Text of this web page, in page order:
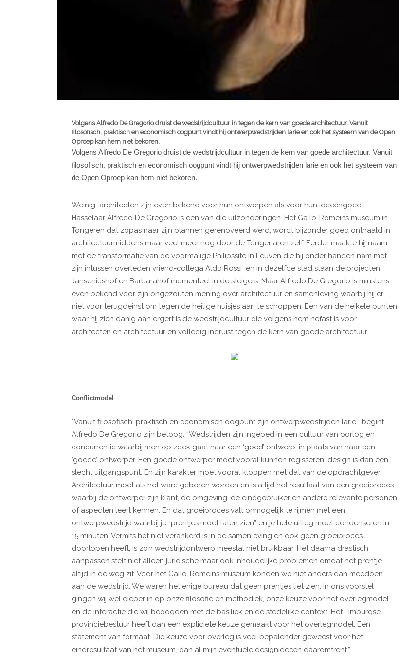
Volgens Alfredo De Gregorio druist de wedstrijdcultuur in tegen de kern van goede architectuur. Vanuit
filosofisch, praktisch en economisch oogpunt vindt hij ontwerpwedstrijden larie en ook het systeem van de Open
Oproep kan hem niet bekoren.
Volgens Alfredo De Gregorio druist de wedstrijdcultuur in tegen de kern van goede architectuur. Vanuit
filosofisch, praktisch en economisch oogpunt vindt hij ontwerpwedstrijden larie en ook het systeem van
de Open Oproep kan hem niet bekoren.
Weinig architecten zijn even bekend voor hun ontwerpen als voor hun ideeëngoed.
Hasselaar Alfredo De Gregorio is een van die uitzonderingen. Het Gallo-Romeins museum in
Tongeren dat zopas naar zijn plannen gerenoveerd werd, wordt bijzonder goed onthaald in
architectuurmiddens maar veel meer nog door de Tongenaren zelf. Eerder maakte hij naam
met de transformatie van de voormalige Philipssite in Leuven die hij onder handen nam met
zijn intussen overleden vriend-collega Aldo Rossi en in dezelfde stad staan de projecten
Janseniushof en Barbarahof momenteel in de steigers. Maar Alfredo De Gregorio is minstens
even bekend voor zijn ongezouten mening over architectuur en samenleving waarbij hij er
niet voor terugdeinst om tegen de heilige huisjes aan te schoppen. Een van de heikele punten
waar hij zich danig aan ergert is de wedstrijdcultuur die volgens hem nefast is voor
architecten en architectuur en volledig indruist tegen de kern van goede architectuur.
Conflictmodel
“Vanuit filosofisch, praktisch en economisch oogpunt zijn ontwerpwedstrijden larie”, begint
Alfredo De Gregorio zijn betoog. “Wedstrijden zijn ingebed in een cultuur van oorlog en
concurrentie waarbij men op zoek gaat naar een ‘goed’ ontwerp, in plaats van naar een
‘goede’ ontwerper. Een goede ontwerper moet vooral kunnen regisseren; design is dan een
slecht uitgangspunt. En zijn karakter moet vooral kloppen met dat van de opdrachtgever.
Architectuur moet als het ware geboren worden en is altijd het resultaat van een groeiproces
waarbij de ontwerper zijn klant, de omgeving, de eindgebruiker en andere relevante personen
of aspecten leert kennen. En dat groeiproces valt onmogelijk te rijmen met een
ontwerpwedstrijd waarbij je “prentjes moet laten zien” en je hele uitleg moet condenseren in
15 minuten. Vermits het niet verankerd is in de samenleving en ook geen groeiproces
doorlopen heeft, is zo’n wedstrijdontwerp meestal niet bruikbaar. Het daarna drastisch
aanpassen stelt niet alleen juridische maar ook inhoudelijke problemen omdat het prentje
altijd in de weg zit. Voor het Gallo-Romeins museum konden we niet anders dan meedoen
aan de wedstrijd. We waren het enige bureau dat geen prentjes liet zien. In ons voorstel
gingen wij wel dieper in op onze filosofie en methodiek, onze keuze voor het overlegmodel
en de interactie die wij beoogden met de basiliek en de stedelijke context. Het Limburgse
provinciebestuur heeft dan een expliciete keuze gemaakt voor het overlegmodel. Een
statement van formaat. Die keuze voor overleg is veel bepalender geweest voor het
eindresultaat van het museum, dan al mijn eventuele designideeën daaromtrent.”